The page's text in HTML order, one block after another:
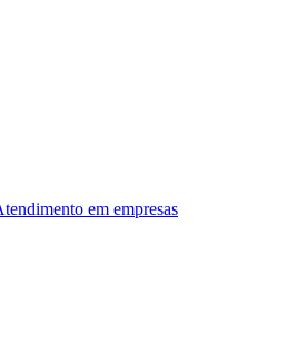
em empresas